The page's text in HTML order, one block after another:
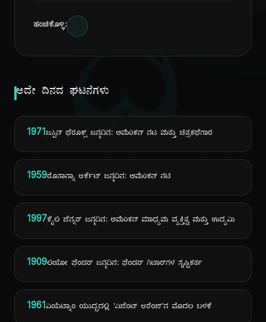
ದಿ
ಹಂಚಿಕೊಳ್ಳಿ:
ಅದೇ ದಿನದ ಘಟನೆಗಳು
1971ಜಸ್ಟಿನ್ ಥೆರೂಕ್ಸ್ ಜನ್ಮದಿನ: ಅಮೆರಿಕನ್ ನಟ ಮತ್ತು ಚಿತ್ರಕಥೆಗಾರ
1959ರೊಸಾನ್ನಾ ಆರ್ಕೆಟ್ ಜನ್ಮದಿನ: ಅಮೆರಿಕನ್ ನಟಿ
1997ಕೈಲಿ ಜೆನ್ನರ್ ಜನ್ಮದಿನ: ಅಮೆರಿಕನ್ ಮಾಧ್ಯಮ ವ್ಯಕ್ತಿತ್ವ ಮತ್ತು ಉದ್ಯಮಿ
1909ಲಿಯೋ ಫೆಂಡರ್ ಜನ್ಮದಿನ: ಫೆಂಡರ್ ಗಿಟಾರ್‌ಗಳ ಸೃಷ್ಟಿಕರ್ತ
1961ವಿಯೆಟ್ನಾಂ ಯುದ್ಧದಲ್ಲಿ 'ಏಜೆಂಟ್ ಆರೆಂಜ್'ನ ಮೊದಲ ಬಳಕೆ